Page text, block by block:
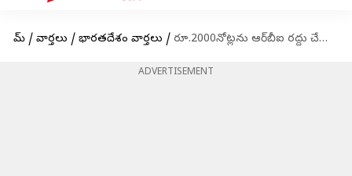
హోమ్ / వార్తలు / భారతదేశం వార్తలు / రూ.2000నోట్లను ఆర్‌బీఐ రద్దు చేయడానికి కారణాలు ఇవే
ADVERTISEMENT